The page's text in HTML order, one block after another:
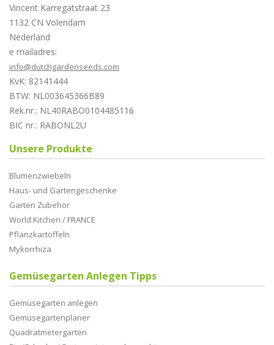
Vincent Karregatstraat 23
1132 CN Volendam
Nederland
e mailadres:
info@dutchgardenseeds.com
KvK: 82141444
BTW: NL003645366B89
Rek.nr.: NL40RABO0104485116
BIC nr.: RABONL2U
Unsere Produkte
Blumenzwiebeln
Haus- und Gartengeschenke
Garten Zubehör
World Kitchen / FRANCE
Pflanzkartoffeln
Mykorrhiza
Gemüsegarten Anlegen Tipps
Gemüsegarten anlegen
Gemüsegartenplaner
Quadratmetergarten